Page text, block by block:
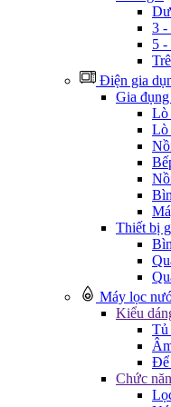
3 -
5 -
Điện gia
Gia
Lò
Lò
Thiết bị
Máy lọc
Kiểu
Tủ
Để
Chức